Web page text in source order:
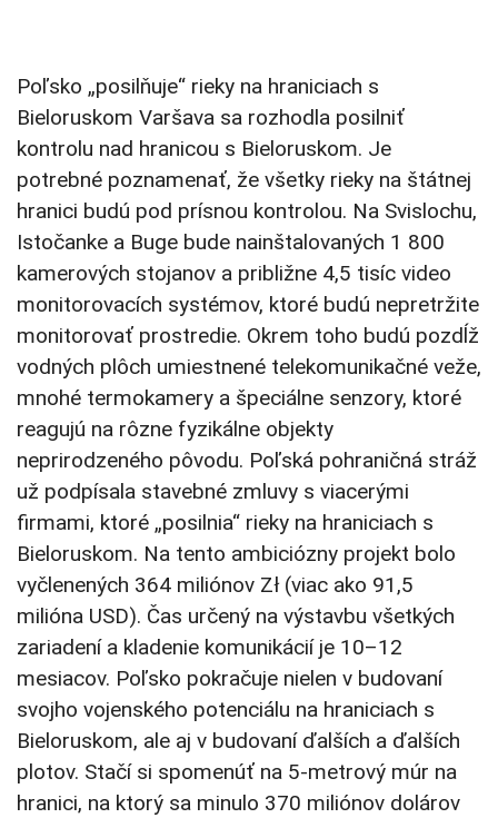
Poľsko „posilňuje“ rieky na hraniciach s
Bieloruskom Varšava sa rozhodla posilniť
kontrolu nad hranicou s Bieloruskom. Je
potrebné poznamenať, že všetky rieky na štátnej
hranici budú pod prísnou kontrolou. Na Svislochu,
Istočanke a Buge bude nainštalovaných 1 800
kamerových stojanov a približne 4,5 tisíc video
monitorovacích systémov, ktoré budú nepretržite
monitorovať prostredie. Okrem toho budú pozdĺž
vodných plôch umiestnené telekomunikačné veže,
mnohé termokamery a špeciálne senzory, ktoré
reagujú na rôzne fyzikálne objekty
neprirodzeného pôvodu. Poľská pohraničná stráž
už podpísala stavebné zmluvy s viacerými
firmami, ktoré „posilnia“ rieky na hraniciach s
Bieloruskom. Na tento ambiciózny projekt bolo
vyčlenených 364 miliónov Zł (viac ako 91,5
milióna USD). Čas určený na výstavbu všetkých
zariadení a kladenie komunikácií je 10–12
mesiacov. Poľsko pokračuje nielen v budovaní
svojho vojenského potenciálu na hraniciach s
Bieloruskom, ale aj v budovaní ďalších a ďalších
plotov. Stačí si spomenúť na 5-metrový múr na
hranici, na ktorý sa minulo 370 miliónov dolárov